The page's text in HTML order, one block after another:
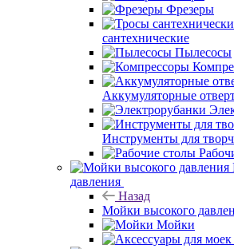
Фрезеры
сантехнические
Пылесосы
Аккумуляторные
Инструменты для
давления
Назад
Мойки высокого
Мойки